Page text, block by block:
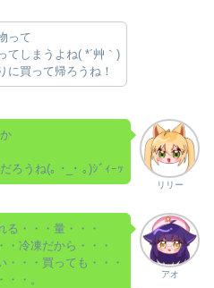
って
てしまうよね( *´艸｀)
に買って帰ろうね！
リリー
ろうね(｡ ･_･ ｡)ｼﾞｨｰｯ
アオ
る・・・量・・・
・冷凍だから・・・
・・・買っても・・・
・・。